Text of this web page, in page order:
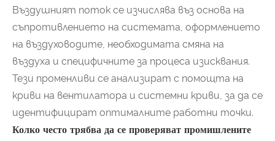
Въздушният поток се изчислява въз основа на
съпротивлението на системата, оформлението
на въздуховодите, необходимата смяна на
въздуха и специфичните за процеса изисквания.
Тези променливи се анализират с помощта на
криви на вентилатора и системни криви, за да се
идентифицират оптималните работни точки.
Колко често трябва да се проверяват промишлените